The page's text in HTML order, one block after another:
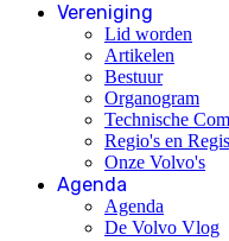
Vereniging
Lid worden
Artikelen
Bestuur
Organogram
Technische
Regio's en
Onze Volvo's
Agenda
Agenda
De Volvo Vlog